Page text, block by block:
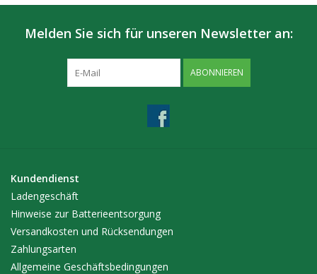
Melden Sie sich für unseren Newsletter an:
ABONNIEREN
Kundendienst
Ladengeschäft
Hinweise zur Batterieentsorgung
Versandkosten und Rücksendungen
Zahlungsarten
Allgemeine Geschäftsbedingungen